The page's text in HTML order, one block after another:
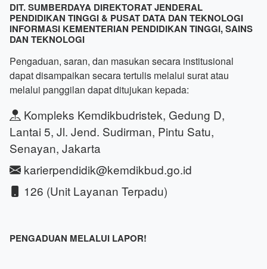
DIT. SUMBERDAYA DIREKTORAT JENDERAL
PENDIDIKAN TINGGI & PUSAT DATA DAN TEKNOLOGI
INFORMASI KEMENTERIAN PENDIDIKAN TINGGI, SAINS
DAN TEKNOLOGI
Pengaduan, saran, dan masukan secara institusional
dapat disampaikan secara tertulis melalui surat atau
melalui panggilan dapat ditujukan kepada:
Kompleks Kemdikbudristek, Gedung D,
Lantai 5, Jl. Jend. Sudirman, Pintu Satu,
Senayan, Jakarta
karierpendidik@kemdikbud.go.id
126 (Unit Layanan Terpadu)
PENGADUAN MELALUI LAPOR!